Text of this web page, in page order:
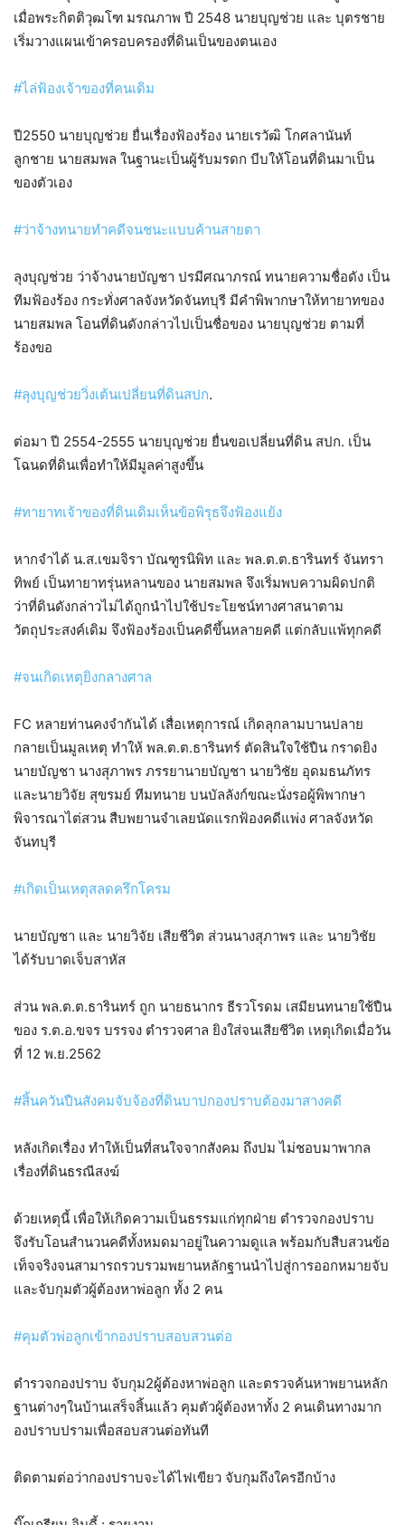
เมื่อพระกิตติวุฒโฑ มรณภาพ​ ปี 2548 นายบุญช่วย และ บุตรชาย
เริ่มวางแผนเข้าครอบครองที่ดินเป็นของตนเอง
#ไล่ฟ้องเจ้าของที่คนเดิม
ปี2550 นายบุญช่วย ยื่นเรื่องฟ้องร้อง นายเรวัฒิ โกศลานันท์
ลูกชาย นายสมพล ในฐานะเป็นผู้รับมรดก​ บีบให้โอนที่ดินมาเป็น
ของตัวเอง
#ว่าจ้างทนายทำคดีจนชนะแบบค้านสายตา
ลุงบุญช่วย​ ว่าจ้างนายบัญชา ปรมีศณาภรณ์ ทนายความชื่อดัง เป็น
ทีมฟ้องร้อง กระทั่งศาลจังหวัดจันทบุรี​ มีคำพิพากษาให้ทายาทของ
นายสมพล โอนที่ดินดังกล่าวไปเป็นชื่อของ นายบุญช่วย ตามที่
ร้องขอ
#ลุงบุญช่วยวิ่งเต้นเปลี่ยนที่ดินสปก.
ต่อมา​ ปี 2554-2555 นายบุญช่วย ยื่นขอเปลี่ยนที่ดิน สปก. เป็น
โฉนดที่ดินเพื่อทำให้มีมูลค่าสูงขึ้น
#ทายาทเจ้าของที่ดินเดิมเห็นข้อพิรุธจึงฟ้องแย้ง
หากจำได้​ น.ส.เขมจิรา บัณฑูรนิพิท และ พล.ต.ต.ธารินทร์ จันทรา
ทิพย์ เป็นทายาทรุ่นหลานของ นายสมพล จึงเริ่มพบความผิดปกติ​
ว่าที่ดินดังกล่าวไม่ได้ถูกนำไปใช้ประโยชน์ทางศาสนาตาม
วัตถุประสงค์เดิม จึงฟ้องร้องเป็นคดีขึ้นหลายคดี​ แต่กลับแพ้ทุกคดี
#จนเกิดเหตุยิงกลางศาล
FC​ หลายท่านคงจำกันได้​ เสื่อเหตุการณ์​ เกิดลุกลามบานปลาย​
กลายเป็นมูลเหตุ​ ทำให้ พล.ต.ต.ธารินทร์ ตัดสินใจใช้ปืน กราดยิง​
นายบัญชา นางสุภาพร ภรรยานายบัญชา นายวิชัย อุดมธนภัทร
และนายวิจัย สุขรมย์ ทีมทนาย บนบัลลังก์​ขณะนั่งรอผู้พิพากษา​
พิจารณา​ไต่สวน​ สืบพยานจำเลยนัดแรกฟ้องคดีแพ่ง​ ศาลจังหวัด
จันทบุรี
#เกิดเป็นเหตุสลดครึกโครม
นายบัญชา และ นายวิจัย เสียชีวิต ส่วนนางสุภาพร และ นายวิชัย
ได้รับบาดเจ็บสาหัส
ส่วน​ พล.ต.ต.ธารินทร์ ถูก​ นายธนากร ธีรวโรดม เสมียนทนายใช้ปืน
ของ​ ร.ต.อ.ขจร บรรจง ตำรวจศาล ยิงใส่จนเสียชีวิต​ เหตุเกิดเมื่อวัน
ที่ 12 พ.ย.2562
#สิ้นควันปืนสังคมจับจ้องที่ดินบาปกองปราบต้องมาสางคดี
หลังเกิดเรื่อง​ ทำให้เป็นที่สนใจจากสังคม​ ถึงปม​ ไม่ชอบมาพากล
เรื่องที่ดินธรณี​สงฆ์
ด้วยเหตุนี้​ เพื่อให้เกิดความเป็นธรรมแก่ทุกฝ่าย​ ตำรวจกองปราบ​
จึงรับโอนสำนวนคดีทั้งหมดมาอยู่ในความดูแล พร้อมกับสืบสวนข้อ
เท็จจริงจนสามารถรวบรวมพยานหลักฐานนำไปสู่การออกหมายจับ
และจับกุมตัวผู้ต้องหาพ่อลูก​ ทั้ง 2 คน
#คุมตัวพ่อลูกเข้ากองปราบสอบสวนต่อ
ตำรวจกองปราบ​ จับกุม2ผู้ต้องหาพ่อลูก​ และตรวจค้นหาพยานหลัก
ฐานต่างๆในบ้านเสร็จสิ้นแล้ว​ คุมตัวผู้ต้องหาทั้ง 2 คนเดินทางมาก
องปราบปรามเพื่อสอบสวนต่อทันที
ติดตามต่อว่ากองปราบจะได้ไฟเขียว​ จับกุมถึงใครอีกบ้าง